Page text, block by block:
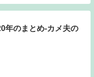
年のまとめ-カメ夫の